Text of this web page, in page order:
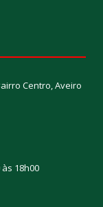
Centro, Aveiro
18h00